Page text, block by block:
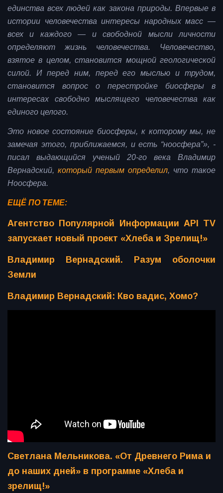
единства всех людей как закона природы. Впервые в
истории человечества интересы народных масс —
всех и каждого — и свободной мысли личности
определяют жизнь человечества. Человечество,
взятое в целом, становится мощной геологической
силой. И перед ним, перед его мыслью и трудом,
становится вопрос о перестройке биосферы в
интересах свободно мыслящего человечества как
единого целого.
Это новое состояние биосферы, к которому мы, не
замечая этого, приближаемся, и есть “ноосфера”», -
писал выдающийся ученый 20-го века Владимир
Вернадский, который первым определил, что такое
Ноосфера.
ЕЩЁ ПО ТЕМЕ:
Агентство Популярной Информации API TV
запускает новый проект «Хлеба и Зрелищ!»
Владимир Вернадский. Разум оболочки
Земли
Владимир Вернадский: Кво вадис, Хомо?
Светлана Мельникова. «От Древнего Рима и
до наших дней» в программе «Хлеба и
зрелищ!»